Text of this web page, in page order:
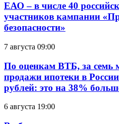
ЕАО – в числе 40
участников кампании
безопасности»
7 августа 09:00
По оценкам ВТБ, за семь
продажи ипотеки в
рублей: это на 38%
6 августа 19:00